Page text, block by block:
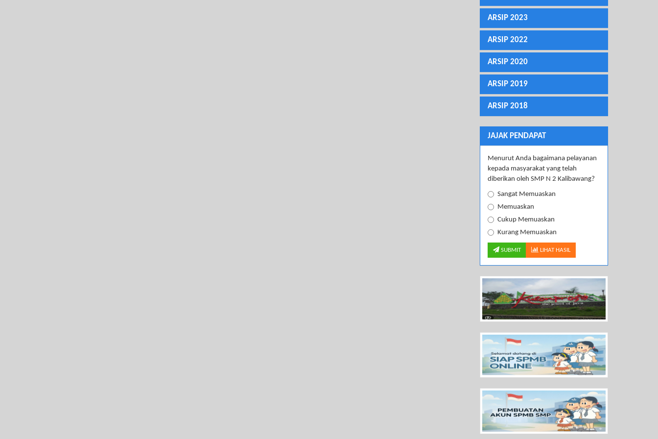
ARSIP 2023
ARSIP 2022
ARSIP 2020
ARSIP 2019
ARSIP 2018
JAJAK PENDAPAT
Menurut Anda bagaimana pelayanan
kepada masyarakat yang telah
diberikan oleh SMP N 2 Kalibawang?
Sangat Memuaskan
Memuaskan
Cukup Memuaskan
Kurang Memuaskan
SUBMIT LIHAT HASIL